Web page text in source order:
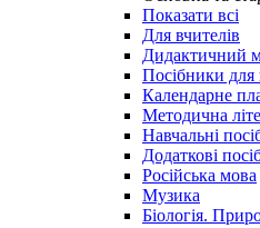
Показати всі
Для вчителів
Дидактичний
Посібники для
Календарне
Методична
Навчальні
Додаткові
Російська мова
Музика
Біологія.